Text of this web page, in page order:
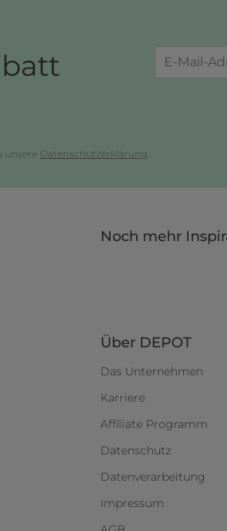
unsere Datenschutzerklärung.
Noch mehr
Über DEPOT
Das Unternehmen
Karriere
Affiliate Programm
Datenschutz
Datenverarbeitung
Impressum